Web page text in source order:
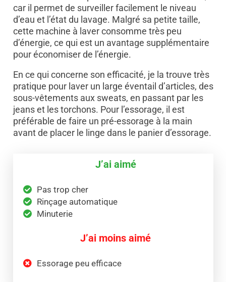
car il permet de surveiller facilement le niveau
d’eau et l’état du lavage. Malgré sa petite taille,
cette machine à laver consomme très peu
d’énergie, ce qui est un avantage supplémentaire
pour économiser de l’énergie.
En ce qui concerne son efficacité, je la trouve très
pratique pour laver un large éventail d’articles, des
sous-vêtements aux sweats, en passant par les
jeans et les torchons. Pour l’essorage, il est
préférable de faire un pré-essorage à la main
avant de placer le linge dans le panier d’essorage.
J’ai aimé
Pas trop cher
Rinçage automatique
Minuterie
J’ai moins aimé
Essorage peu efficace